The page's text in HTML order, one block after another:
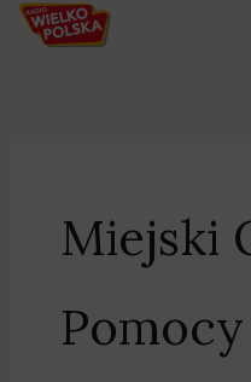
Miejski
Pomocy